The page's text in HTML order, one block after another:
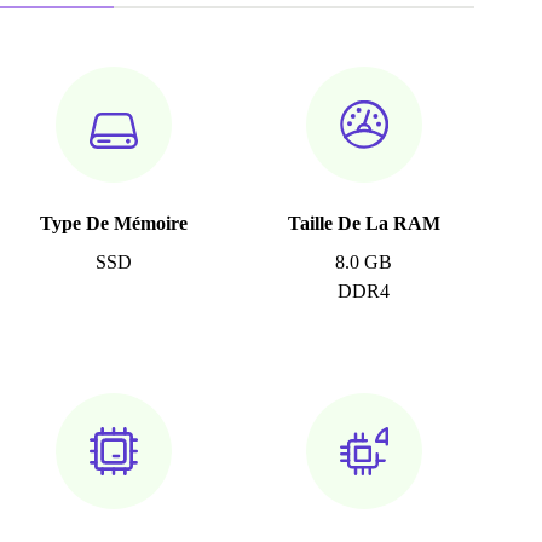
Type De Mémoire
SSD
Taille De La RAM
8.0 GB
DDR4